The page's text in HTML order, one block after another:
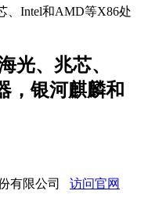
光、兆芯、
，银河麒麟和
有限公司 访问官网